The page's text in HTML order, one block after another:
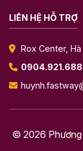
LIÊN HỆ HỖ TRỢ
Rox Center, Hà
0904.921.688
© 2026